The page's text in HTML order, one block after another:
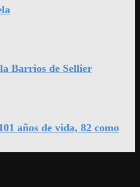
Barrios de Sellier
años de vida, 82 como